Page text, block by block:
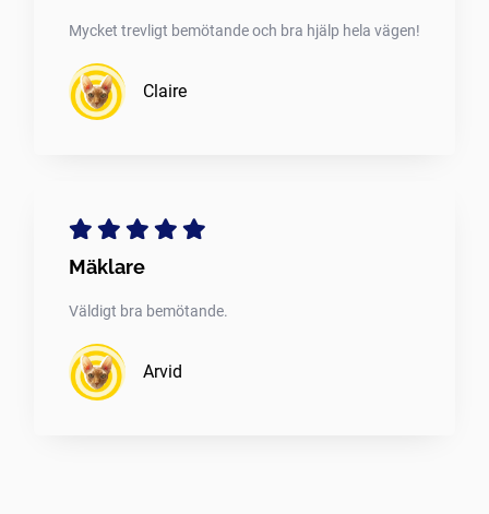
Mycket trevligt bemötande och bra hjälp hela vägen!
Claire
Mäklare
Väldigt bra bemötande.
Arvid